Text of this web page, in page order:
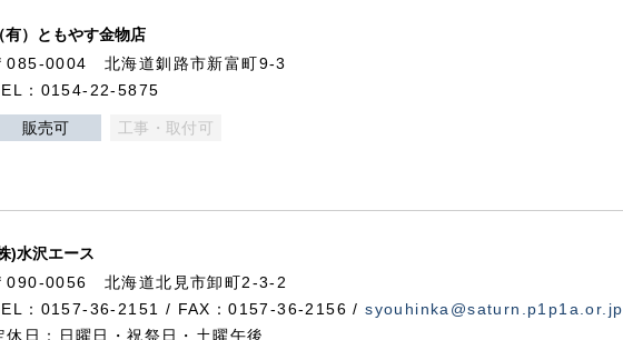
有）ともやす金物店
085-0004 北海道釧路市新富町9-3
：0154-22-5875
販売可 工事・取付可
)水沢エース
090-0056 北海道北見市卸町2-3-2
：0157-36-2151 / FAX：0157-36-2156 /syouhinka@saturn.p1p1a.or.jp
休日：日曜日・祝祭日・土曜午後